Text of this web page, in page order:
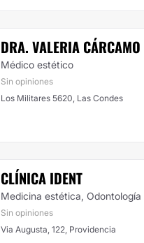
DRA. VALERIA CÁRCAMO
Médico estético
Sin opiniones
Los Militares 5620, Las Condes
CLÍNICA IDENT
Medicina estética, Odontología
Sin opiniones
Via Augusta, 122, Providencia